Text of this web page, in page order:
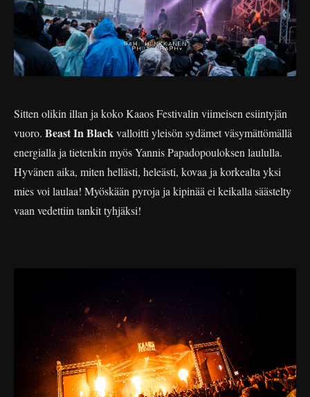
Sitten olikin illan ja koko Kaaos Festivalin viimeisen esiintyjän
vuoro. Beast In Blackvalloitti yleisön sydämet väsymättömällä
energialla ja tietenkin myös YannisPapadopouloksen laululla.
Hyvänen aika, miten hellästi, heleästi, kovaa ja korkealta yksi
mies voi laulaa! Myöskään pyroja ja kipinää ei keikalla säästelty
vaan vedettiin tankit tyhjäksi!